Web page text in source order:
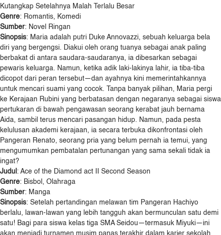
Kutangkap Setelahnya Malah Terlalu Besar
Genre: Romantis, Komedi
Sumber: Novel Ringan
Sinopsis: Maria adalah putri Duke Annovazzi, sebuah keluarga bela
diri yang bergengsi. Diakui oleh orang tuanya sebagai anak paling
berbakat di antara saudara-saudaranya, ia dibesarkan sebagai
pewaris keluarga. Namun, ketika adik laki-lakinya lahir, ia tiba-tiba
dicopot dari peran tersebut—dan ayahnya kini memerintahkannya
untuk mencari suami yang cocok. Tanpa banyak pilihan, Maria pergi
ke Kerajaan Rubini yang berbatasan dengan negaranya sebagai siswa
pertukaran di bawah pengawasan seorang kerabat jauh bernama
Aida, sambil terus mencari pasangan hidup. Namun, pada pesta
kelulusan akademi kerajaan, ia secara terbuka dikonfrontasi oleh
Pangeran Renato, seorang pria yang belum pernah ia temui, yang
mengumumkan pembatalan pertunangan yang sama sekali tidak ia
ingat?
Judul : Ace of the Diamond act II Second Season
Genre: Bisbol, Olahraga
Sumber: Manga
Sinopsis: Setelah pertandingan melawan tim Pangeran Hachiyo
berlalu, lawan-lawan yang lebih tangguh akan bermunculan satu demi
satu! Bagi para siswa kelas tiga SMA Seidou—termasuk Miyuki—ini
akan menjadi turnamen musim panas terakhir dalam karier sekolah